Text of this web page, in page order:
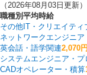
（2026年08月03日更新）
職種別平均時給
その他IT・クリエイティ
ネットワークエンジニ
英会話・語学関連2,070円
システムエンジニア・プ
CADオペレーター・積算